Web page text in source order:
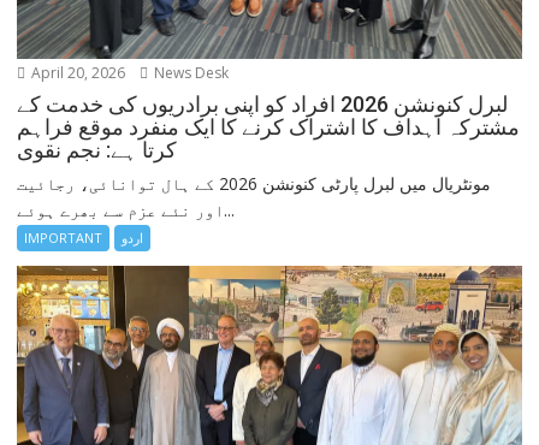
April 20, 2026 News Desk
لبرل کنونشن 2026 افراد کو اپنی برادریوں کی خدمت کے
مشترکہ اہداف کا اشتراک کرنے کا ایک منفرد موقع فراہم
کرتا ہے: نجم نقوی
مونٹریال میں لبرل پارٹی کنونشن 2026 کے ہال توانائی، رجائیت
اور نئے عزم سے بھرے ہوئے...
IMPORTANT اردو